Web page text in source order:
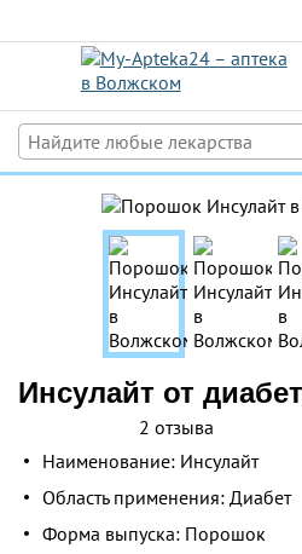
к
содержимому
Инсулайт от
2 отзыва
Наименование: Инсулайт
Область применения: Диабет
Форма выпуска: Порошок